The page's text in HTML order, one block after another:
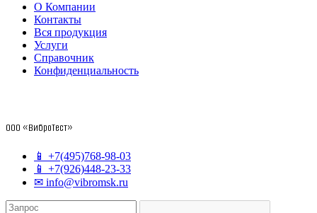
О Компании
Контакты
Вся продукция
Услуги
Справочник
Конфиденциальность
ООО «ВиброТест»
📱 +7(495)768-98-03
📱 +7(926)448-23-33
✉ info@vibromsk.ru